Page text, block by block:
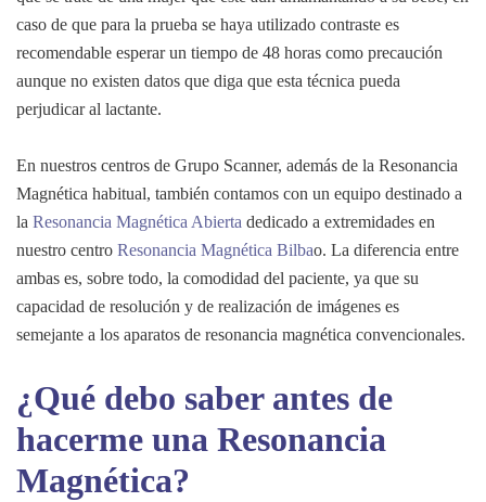
caso de que para la prueba se haya utilizado contraste es
recomendable esperar un tiempo de 48 horas como precaución
aunque no existen datos que diga que esta técnica pueda
perjudicar al lactante.
En nuestros centros de Grupo Scanner, además de la Resonancia
Magnética habitual, también contamos con un equipo destinado a
la Resonancia Magnética Abierta dedicado a extremidades en
nuestro centro Resonancia Magnética Bilbao. La diferencia entre
ambas es, sobre todo, la comodidad del paciente, ya que su
capacidad de resolución y de realización de imágenes es
semejante a los aparatos de resonancia magnética convencionales.
¿Qué debo saber antes de
hacerme una Resonancia
Magnética?